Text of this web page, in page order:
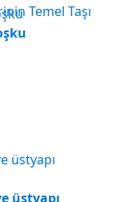
üstyapı
Temel Taşı